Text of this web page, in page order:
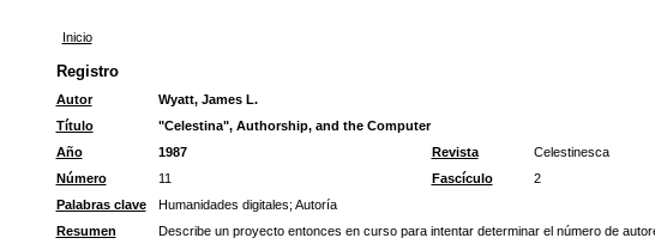
Inicio
Registro
Autor
Wyatt, James L.
Título
"Celestina", Authorship, and the Computer
Año
1987 Revista Celestinesca
Número
11 Fascículo 2
Palabras clave
Humanidades digitales; Autoría
Resumen
Describe un proyecto entonces en curso para intentar determinar el número de